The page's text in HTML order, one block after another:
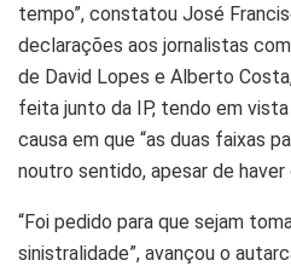
tempo”, constatou José
declarações aos jornalistas
de David Lopes e Alberto
feita junto da IP, tendo em
causa em que “as duas faixas
noutro sentido, apesar de haver
“Foi pedido para que sejam
sinistralidade”, avançou o